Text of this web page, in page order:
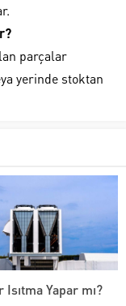
parçalar
yerinde stoktan
Yapar mı?